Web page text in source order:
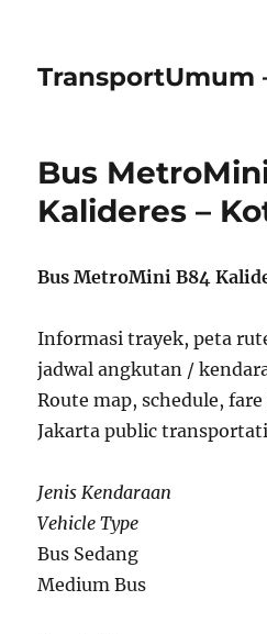
TransportUmum
Bus
Kalideres –
Bus MetroMini B84
Informasi trayek, peta
jadwal angkutan /
Route map, schedule,
Jakarta public
Jenis Kendaraan
Vehicle Type
Bus Sedang
Medium Bus